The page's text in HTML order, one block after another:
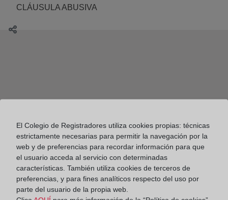
CLÁUSULA ABUSIVA
El Colegio de Registradores utiliza cookies propias: técnicas
estrictamente necesarias para permitir la navegación por la
web y de preferencias para recordar información para que
el usuario acceda al servicio con determinadas
características. También utiliza cookies de terceros de
preferencias, y para fines analíticos respecto del uso por
parte del usuario de la propia web.